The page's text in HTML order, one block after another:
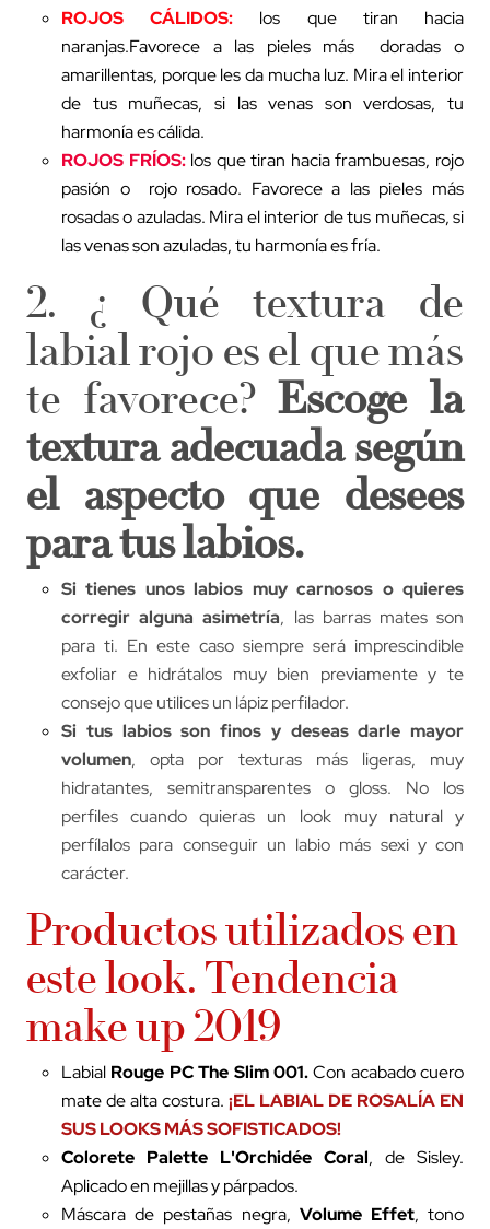
ROJOS CÁLIDOS: los que tiran hacia
naranjas.Favorece a las pieles más doradas o
amarillentas, porque les da mucha luz. Mira el interior
de tus muñecas, si las venas son verdosas, tu
harmonía es cálida.
ROJOS FRÍOS:los que tiran hacia frambuesas, rojo
pasión o rojo rosado. Favorece a las pieles más
rosadas o azuladas. Mira el interior de tus muñecas, si
las venas son azuladas, tu harmonía es fría.
2. ¿ Qué textura de
labial rojo es el que más
te favorece?Escoge la
textura adecuada según
el aspecto que desees
para tus labios.
Si tienes unos labios muy carnosos o quieres
corregir alguna asimetría, las barras mates son
para ti. En este caso siempre será imprescindible
exfoliar e hidrátalos muy bien previamente y te
consejo que utilices un lápiz perfilador.
Si tus labios son finos y deseas darle mayor
volumen, opta por texturas más ligeras, muy
hidratantes, semitransparentes o gloss. No los
perfiles cuando quieras un look muy natural y
perfílalos para conseguir un labio más sexi y con
carácter.
Productos utilizados en
este look. Tendencia
make up 2019
Labial Rouge PC The Slim 001.Con acabado cuero
mate de alta costura. ¡EL LABIAL DE ROSALÍA EN
SUS LOOKS MÁS SOFISTICADOS!
Colorete Palette L'Orchidée Coral, de Sisley.
Aplicado en mejillas y párpados.
Máscara de pestañas negra, Volume Effet, tono